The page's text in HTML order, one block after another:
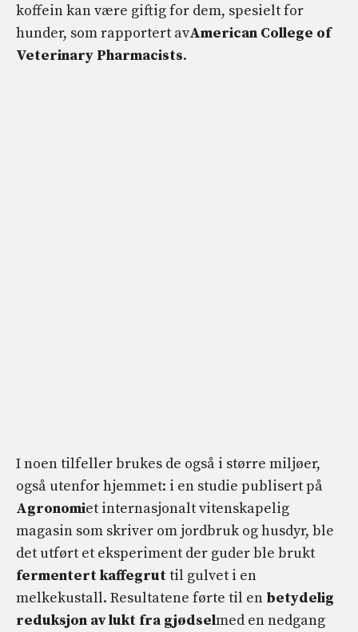
koffein kan være giftig for dem, spesielt for
hunder, som rapportert avAmerican College of
Veterinary Pharmacists.
I noen tilfeller brukes de også i større miljøer,
også utenfor hjemmet: i en studie publisert på
Agronomiet internasjonalt vitenskapelig
magasin som skriver om jordbruk og husdyr, ble
det utført et eksperiment der guder ble brukt
fermentert kaffegruttil gulvet i en
melkekustall. Resultatene førte til en betydelig
reduksjon av lukt fra gjødselmed en nedgang